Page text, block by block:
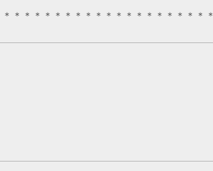
＊＊＊＊＊＊＊＊＊＊＊＊＊＊＊＊＊＊＊＊